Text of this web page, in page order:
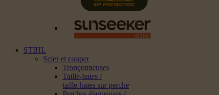
STIHL
Scier et couper
Tronçonneuses
Taille-haies /
taille-haies sur perche